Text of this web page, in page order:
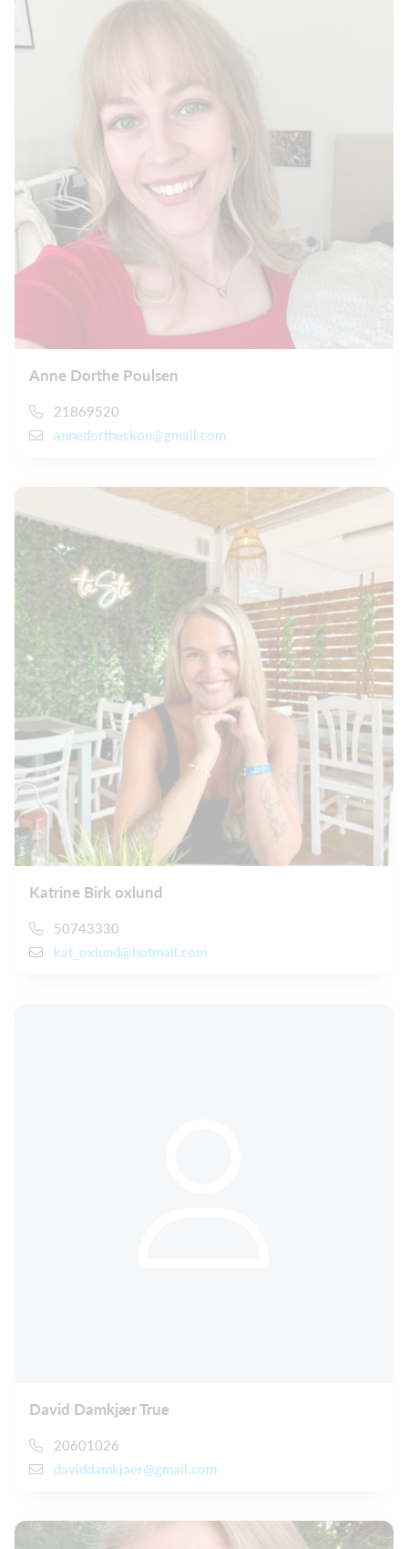
Anne Dorthe Poulsen
21869520
annedortheskou@gmail.com
Katrine Birk oxlund
50743330
kat_oxlund@hotmail.com
David Damkjær True
20601026
daviddamkjaer@gmail.com